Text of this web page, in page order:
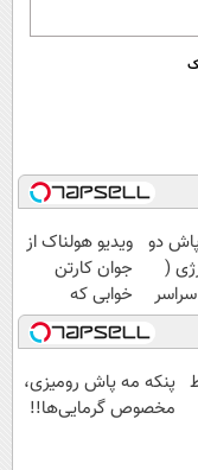
دو
(
ویدیو هولناک از
جوان کارتن
خوابی که
میلیاردر شد.
آموزش رایگان
پنکه مه پاش رومیزی،
مخصوص گرمایی‌ها!!